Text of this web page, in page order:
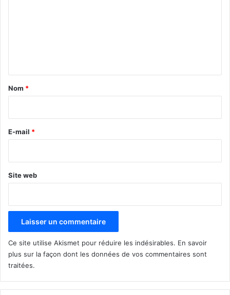
a
e
Nom *
E-mail *
Site web
Ce site utilise Akismet pour réduire les indésirables. En savoir
plus sur la façon dont les données de vos commentaires sont
traitées.